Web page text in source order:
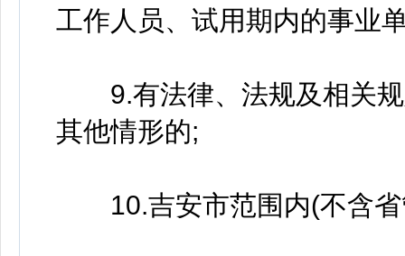
工作人员、试用期内的事业
9.有法律、法规及相关规
其他情形的;
10.吉安市范围内(不含省